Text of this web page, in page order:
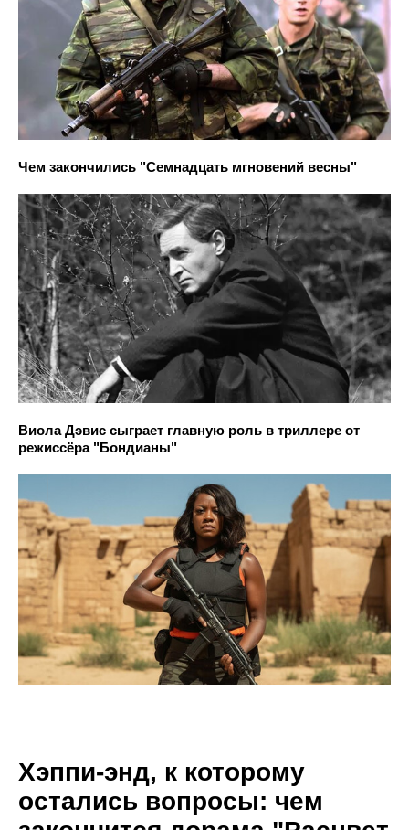
Чем закончились "Семнадцать мгновений весны"
Виола Дэвис сыграет главную роль в триллере от
режиссёра "Бондианы"
Хэппи-энд, к которому
остались вопросы: чем